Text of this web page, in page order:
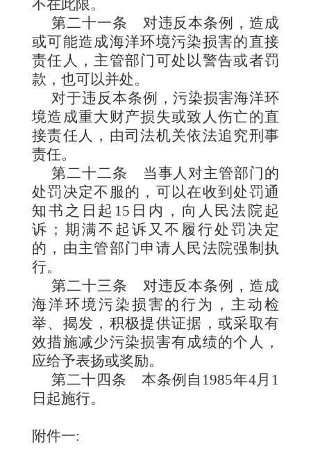
不在此限。
第二十一条 对违反本条例，造成
或可能造成海洋环境污染损害的直接
责任人，主管部门可处以警告或者罚
款，也可以并处。
对于违反本条例，污染损害海洋环
境造成重大财产损失或致人伤亡的直
接责任人，由司法机关依法追究刑事
责任。
第二十二条
当事人对主管部门的
处罚决定不服的，可以在收到处罚通
知书之日起 15 日内，向人民法院起
诉；期满不起诉又不履行处罚决定
的，由主管部门申请人民法院强制执
行。
第二十三条 对违反本条例，造成
海洋环境污染损害的行为，主动检
举、揭发，积极提供证据，或采取有
效措施减少污染损害有成绩的个人，
应给予表扬或奖励。
第二十四条本条例自 1985年4月 1
日起施行。
附件一: